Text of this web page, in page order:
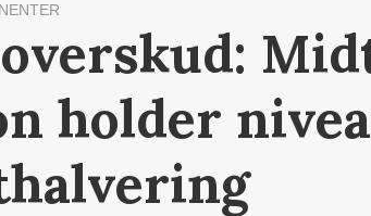
holder